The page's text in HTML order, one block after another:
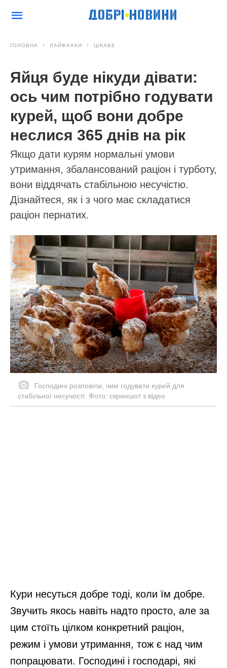
ГОЛОВНА ЛАЙФХАКИ ЦІКАВЕ
Яйця буде нікуди дівати:
ось чим потрібно годувати
курей, щоб вони добре
неслися 365 днів на рік
Якщо дати курям нормальні умови
утримання, збалансований раціон і турботу,
вони віддячать стабільною несучістю.
Дізнайтеся, як і з чого має складатися
раціон пернатих.
Господині розповіли, чим годувати курей для
стабільної несучості. Фото: скриншот з відео
Кури несуться добре тоді, коли їм добре.
Звучить якось навіть надто просто, але за
цим стоїть цілком конкретний раціон,
режим і умови утримання, тож є над чим
попрацювати. Господині і господарі, які